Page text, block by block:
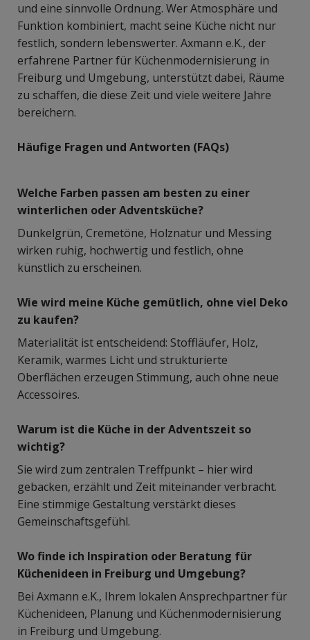
und eine sinnvolle Ordnung. Wer Atmosphäre und
Funktion kombiniert, macht seine Küche nicht nur
festlich, sondern lebenswerter. Axmann e.K., der
erfahrene Partner für Küchenmodernisierung in
Freiburg und Umgebung, unterstützt dabei, Räume
zu schaffen, die diese Zeit und viele weitere Jahre
bereichern.
Häufige Fragen und Antworten (FAQs)
Welche Farben passen am besten zu einer
winterlichen oder Adventsküche?
Dunkelgrün, Cremetöne, Holznatur und Messing
wirken ruhig, hochwertig und festlich, ohne
künstlich zu erscheinen.
Wie wird meine Küche gemütlich, ohne viel Deko
zu kaufen?
Materialität ist entscheidend: Stoffläufer, Holz,
Keramik, warmes Licht und strukturierte
Oberflächen erzeugen Stimmung, auch ohne neue
Accessoires.
Warum ist die Küche in der Adventszeit so
wichtig?
Sie wird zum zentralen Treffpunkt – hier wird
gebacken, erzählt und Zeit miteinander verbracht.
Eine stimmige Gestaltung verstärkt dieses
Gemeinschaftsgefühl.
Wo finde ich Inspiration oder Beratung für
Küchenideen in Freiburg und Umgebung?
Bei Axmann e.K., Ihrem lokalen Ansprechpartner für
Küchenideen, Planung und Küchenmodernisierung
in Freiburg und Umgebung.